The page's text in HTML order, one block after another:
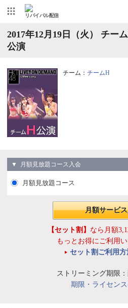
リバイバル配信
2017年12月19日（火） チー
公演
チーム： チームH
▼ 月額見放題コース入会
月額見放題コース
月額サービ
【セット割】 なら月額
もっとお得にご利用い
セット割ご利用
ストリーミング期限
期限・ライセン